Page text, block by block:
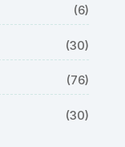
(6)
(30)
(76)
(30)